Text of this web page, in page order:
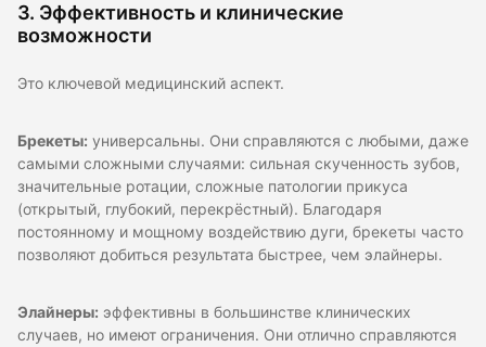
3. Эффективность и клинические
возможности
Это ключевой медицинский аспект.
Брекеты: универсальны. Они справляются с любыми, даже
самыми сложными случаями: сильная скученность зубов,
значительные ротации, сложные патологии прикуса
(открытый, глубокий, перекрёстный). Благодаря
постоянному и мощному воздействию дуги, брекеты часто
позволяют добиться результата быстрее, чем элайнеры.
Элайнеры: эффективны в большинстве клинических
случаев, но имеют ограничения. Они отлично справляются